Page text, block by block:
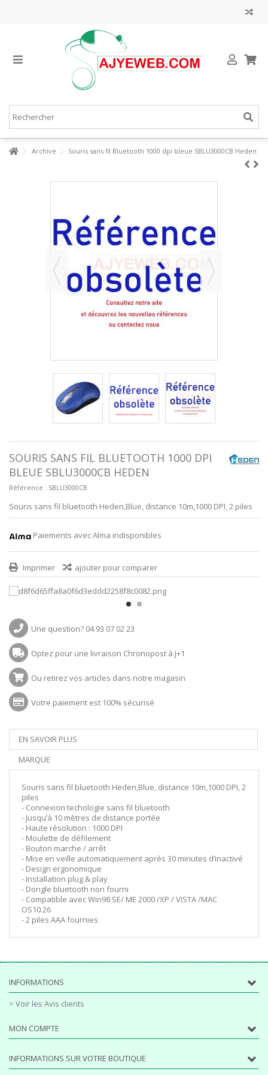
Archive Souris sans fil Bluetooth 1000 dpi bleue SBLU3000CB Heden
SOURIS SANS FIL BLUETOOTH 1000 DPI
BLEUE SBLU3000CB HEDEN
Référence : SBLU3000CB
Souris sans fil bluetooth Heden,Blue, distance 10m,1000 DPI, 2 piles
Paiements avec Alma indisponibles
Imprimer ajouter pour comparer
Une question? 04 93 07 02 23
Optez pour une livraison Chronopost à J+1
Ou retirez vos articles dans notre magasin
Votre paiement est 100% sécurisé
EN SAVOIR PLUS
MARQUE
Souris sans fil bluetooth Heden,Blue, distance 10m,1000 DPI, 2
piles
- Connexion techologie sans fil bluetooth
- Jusqu’à 10 mètres de distance portée
- Haute résolution : 1000 DPI
- Moulette de défilement
- Bouton marche / arrêt
- Mise en veille automatiquement après 30 minutes d’inactivé
- Design ergonomique
- Installation plug & play
- Dongle bluetooth non fourni
- Compatible avec Win98 SE/ ME 2000 /XP / VISTA /MAC
OS10.26
- 2 piles AAA fournies
INFORMATIONS
> Voir les Avis clients
MON COMPTE
INFORMATIONS SUR VOTRE BOUTIQUE